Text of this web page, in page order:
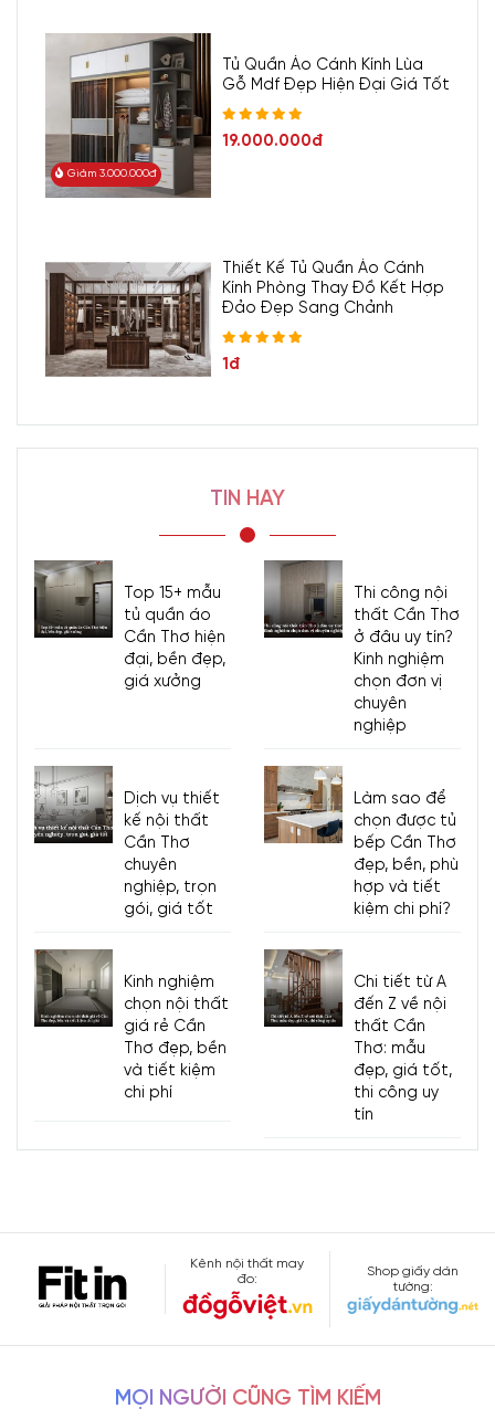
Giảm 3.000.000đ
Tủ Quần Áo Cánh Kính Lùa
Gỗ Mdf Đẹp Hiện Đại Giá Tốt
19.000.000đ
Thiết Kế Tủ Quần Áo Cánh
Kính Phòng Thay Đồ Kết Hợp
Đảo Đẹp Sang Chảnh
1đ
TIN HAY
Top 15+ mẫu
tủ quần áo
Cần Thơ hiện
đại, bền đẹp,
giá xưởng
Thi công nội
thất Cần Thơ
ở đâu uy tín?
Kinh nghiệm
chọn đơn vị
chuyên
nghiệp
Dịch vụ thiết
kế nội thất
Cần Thơ
chuyên
nghiệp, trọn
gói, giá tốt
Làm sao để
chọn được tủ
bếp Cần Thơ
đẹp, bền, phù
hợp và tiết
kiệm chi phí?
Kinh nghiệm
chọn nội thất
giá rẻ Cần
Thơ đẹp, bền
và tiết kiệm
chi phí
Chi tiết từ A
đến Z về nội
thất Cần
Thơ: mẫu
đẹp, giá tốt,
thi công uy
tín
Kênh nội thất may
đo:
Shop giấy dán
tường:
MỌI NGƯỜI CŨNG TÌM KIẾM